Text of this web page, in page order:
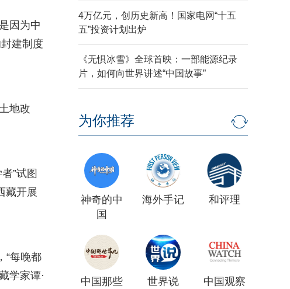
因为中
建制度
地改
”试图
藏开展
“每晚都
学家谭·
4万亿元，创历史新高！国家电网“十五
五”投资计划出炉
《无惧冰雪》全球首映：一部能源纪录
片，如何向世界讲述“中国故事”
为你推荐
神奇的中
国
海外手记 和评理
中国那些
世界说 中国观察